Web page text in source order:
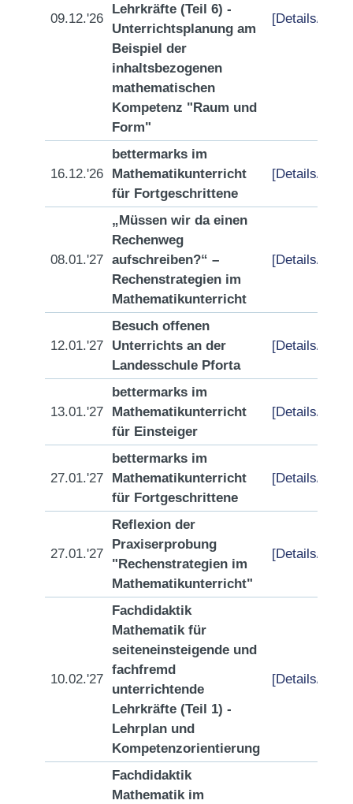
09.12.'26
Lehrkräfte (Teil 6) -
Unterrichtsplanung am
Beispiel der
inhaltsbezogenen
mathematischen
Kompetenz "Raum und
Form"
[Details/
16.12.'26
bettermarks im
Mathematikunterricht
für Fortgeschrittene
[Details/
08.01.'27
„Müssen wir da einen
Rechenweg
aufschreiben?“ –
Rechenstrategien im
Mathematikunterricht
[Details/
12.01.'27
Besuch offenen
Unterrichts an der
Landesschule Pforta
[Details/
13.01.'27
bettermarks im
Mathematikunterricht
für Einsteiger
[Details/
27.01.'27
bettermarks im
Mathematikunterricht
für Fortgeschrittene
[Details/
27.01.'27
Reflexion der
Praxiserprobung
"Rechenstrategien im
Mathematikunterricht"
[Details/
10.02.'27
Fachdidaktik
Mathematik für
seiteneinsteigende und
fachfremd
unterrichtende
Lehrkräfte (Teil 1) -
Lehrplan und
Kompetenzorientierung
[Details/
Fachdidaktik
Mathematik im